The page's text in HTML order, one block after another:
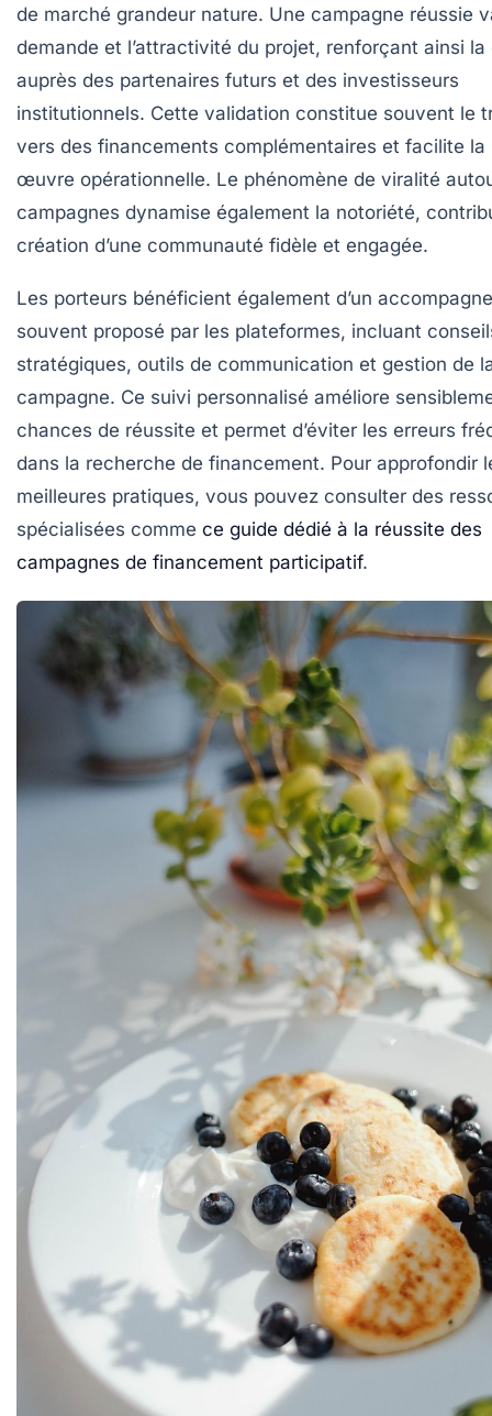
de marché grandeur nature. Une campagne réussie
demande et l’attractivité du projet, renforçant ainsi
auprès des partenaires futurs et des investisseurs
institutionnels. Cette validation constitue souvent le
vers des financements complémentaires et facilite la
œuvre opérationnelle. Le phénomène de viralité
campagnes dynamise également la notoriété,
création d’une communauté fidèle et engagée.
Les porteurs bénéficient également d’un
souvent proposé par les plateformes, incluant
stratégiques, outils de communication et gestion de
campagne. Ce suivi personnalisé améliore
chances de réussite et permet d’éviter les erreurs
dans la recherche de financement. Pour approfondir
meilleures pratiques, vous pouvez consulter des
spécialisées comme ce guide dédié à la réussite des
campagnes de financement participatif.